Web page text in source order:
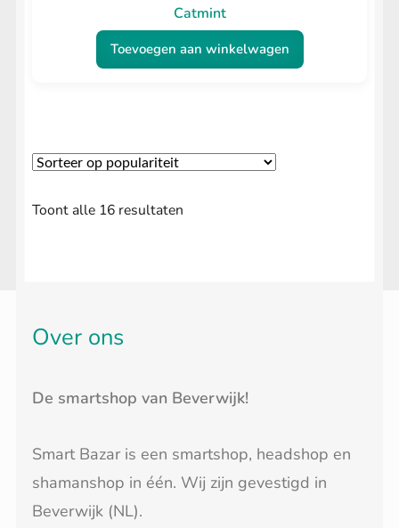
Catmint
Toevoegen aan winkelwagen
Toont alle 16 resultaten
Over ons
De smartshop van Beverwijk!
Smart Bazar is een smartshop, headshop en
shamanshop in één. Wij zijn gevestigd in
Beverwijk (NL).